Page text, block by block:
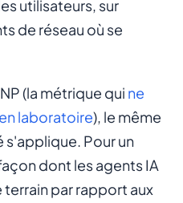
utilisateurs, sur
de réseau où se
(la métrique qui ne
laboratoire), le même
s'applique. Pour un
dont les agents IA
par rapport aux